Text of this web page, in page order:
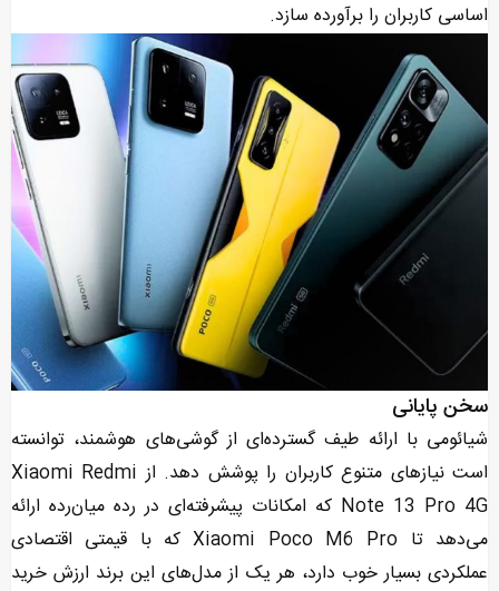
اساسی کاربران را برآورده سازد.
سخن پایانی
شیائومی با ارائه طیف گسترده‌ای از گوشی‌های هوشمند، توانسته
است نیازهای متنوع کاربران را پوشش دهد. از Xiaomi Redmi
Note 13 Pro 4G که امکانات پیشرفته‌ای در رده میان‌رده ارائه
می‌دهد تا Xiaomi Poco M6 Pro که با قیمتی اقتصادی
عملکردی بسیار خوب دارد، هر یک از مدل‌های این برند ارزش خرید